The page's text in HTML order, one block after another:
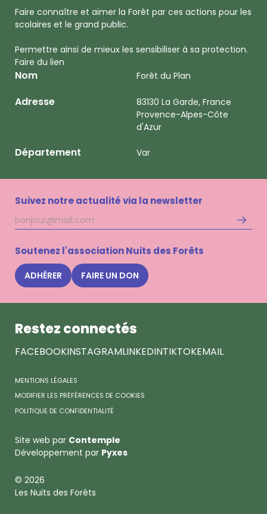
Faire connaître et aimer la Forêt par ces actions pour les
scolaires et le grand public.
Permettre ainsi de mieux les sensibiliser à sa protection.
Faire du lien
Nom Forêt du Plan
Adresse
83130 La Garde, France
Provence-Alpes-Côte
d'Azur
Département Var
Suivez notre actualité via la newsletter
Adresse
mail
Soutenez l'association Nuits des Forêts
ADHÉRER FAIRE UN DON
Restez connectés
FACEBOOKINSTAGRAMLINKEDINTIKTOKEMAIL
MENTIONS LÉGALES
MODIFIER LES PRÉFÉRENCES DE COOKIES
POLITIQUE DE CONFIDENTIALITÉ
Site web par Contemple
Développement par Pyxes
© 2026
Les Nuits des Forêts